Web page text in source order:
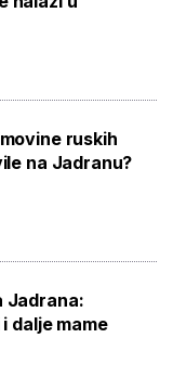
ruskih
na Jadranu?
Jadrana:
dalje mame